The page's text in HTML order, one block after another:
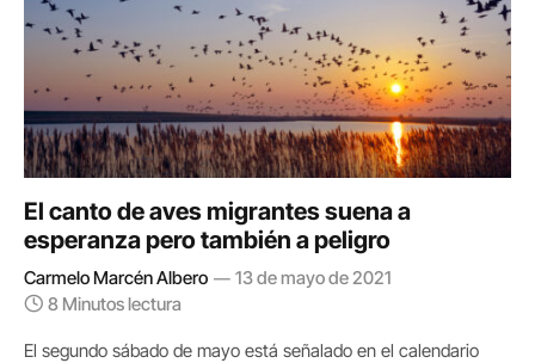
El canto de aves migrantes suena a
esperanza pero también a peligro
Carmelo Marcén Albero
13 de mayo de 2021
8 Minutos lectura
El segundo sábado de mayo está señalado en el calendario